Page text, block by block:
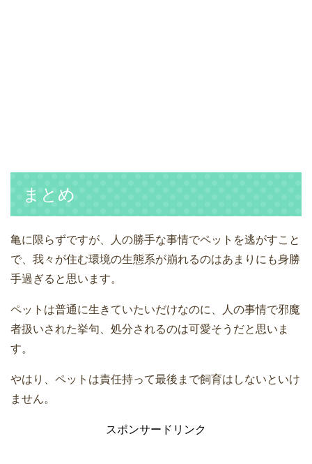
まとめ
亀に限らずですが、人の勝手な事情でペットを逃がすこと
で、我々が住む環境の生態系が崩れるのはあまりにも身勝
手過ぎると思います。
ペットは普通に生きていたいだけなのに、人の事情で邪魔
者扱いされた挙句、処分されるのは可愛そうだと思いま
す。
やはり、ペットは責任持って最後まで飼育はしないといけ
ません。
スポンサードリンク